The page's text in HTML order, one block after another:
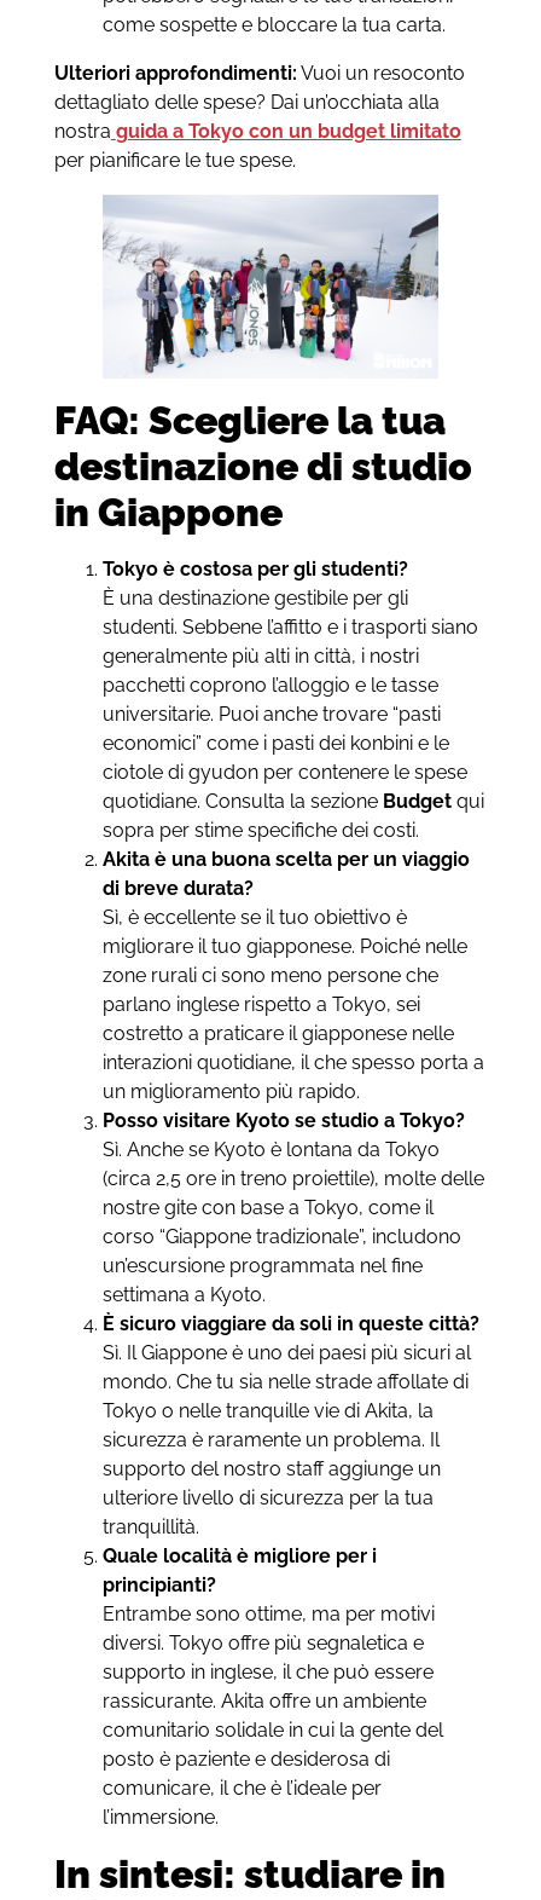
come sospette e bloccare la tua carta.
Ulteriori approfondimenti: Vuoi un resoconto
dettagliato delle spese? Dai un’occhiata alla
nostra guida a Tokyo con un budget limitato
per pianificare le tue spese.
FAQ: Scegliere la tua
destinazione di studio
in Giappone
Tokyo è costosa per gli studenti?
È una destinazione gestibile per gli
studenti. Sebbene l’affitto e i trasporti siano
generalmente più alti in città, i nostri
pacchetti coprono l’alloggio e le tasse
universitarie. Puoi anche trovare “pasti
economici” come i pasti dei konbini e le
ciotole di gyudon per contenere le spese
quotidiane. Consulta la sezione Budgetqui
sopra per stime specifiche dei costi.
Akita è una buona scelta per un viaggio
di breve durata?
Sì, è eccellente se il tuo obiettivo è
migliorare il tuo giapponese. Poiché nelle
zone rurali ci sono meno persone che
parlano inglese rispetto a Tokyo, sei
costretto a praticare il giapponese nelle
interazioni quotidiane, il che spesso porta a
un miglioramento più rapido.
Posso visitare Kyoto se studio a Tokyo?
Sì. Anche se Kyoto è lontana da Tokyo
(circa 2,5 ore in treno proiettile), molte delle
nostre gite con base a Tokyo, come il
corso “Giappone tradizionale”, includono
un’escursione programmata nel fine
settimana a Kyoto.
È sicuro viaggiare da soli in queste città?
Sì. Il Giappone è uno dei paesi più sicuri al
mondo. Che tu sia nelle strade affollate di
Tokyo o nelle tranquille vie di Akita, la
sicurezza è raramente un problema. Il
supporto del nostro staff aggiunge un
ulteriore livello di sicurezza per la tua
tranquillità.
Quale località è migliore per i
principianti?
Entrambe sono ottime, ma per motivi
diversi. Tokyo offre più segnaletica e
supporto in inglese, il che può essere
rassicurante. Akita offre un ambiente
comunitario solidale in cui la gente del
posto è paziente e desiderosa di
comunicare, il che è l’ideale per
l’immersione.
In sintesi: studiare in